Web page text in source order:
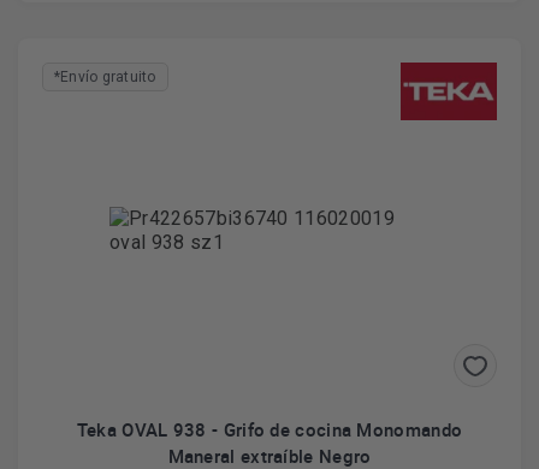
*Envío gratuito
Teka OVAL 938 - Grifo de cocina Monomando
Maneral extraíble Negro